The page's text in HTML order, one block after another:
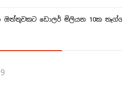
ඔත්තුවකට ඩොලර් මිලියන 10ක